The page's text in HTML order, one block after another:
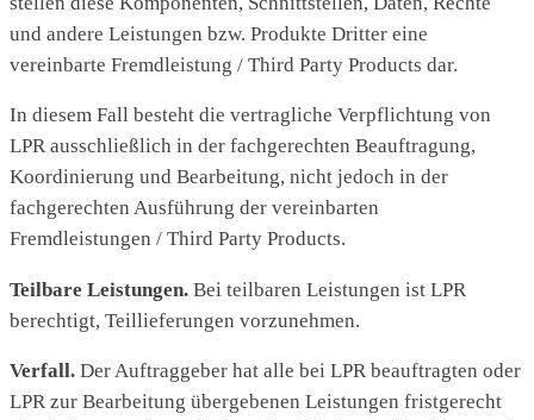
und andere Leistungen bzw. Produkte Dritter eine
vereinbarte Fremdleistung / Third Party Products dar.
In diesem Fall besteht die vertragliche Verpflichtung von
LPR ausschließlich in der fachgerechten Beauftragung,
Koordinierung und Bearbeitung, nicht jedoch in der
fachgerechten Ausführung der vereinbarten
Fremdleistungen / Third Party Products.
Teilbare Leistungen. Bei teilbaren Leistungen ist LPR
berechtigt, Teillieferungen vorzunehmen.
Verfall. Der Auftraggeber hat alle bei LPR beauftragten oder
LPR zur Bearbeitung übergebenen Leistungen fristgerecht